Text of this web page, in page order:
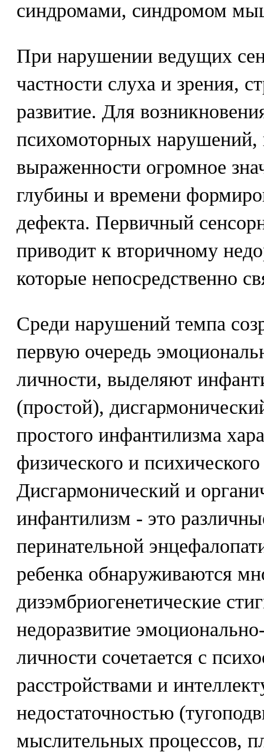
синдромами, синдромом
При нарушении ведущих
частности слуха и зрения,
развитие. Для
психомоторных нарушений,
выраженности огромное
глубины и времени
дефекта. Первичный
приводит к вторичному
которые непосредственно
Среди нарушений темпа
первую очередь
личности, выделяют
(простой),
простого инфантилизма
физического и
Дисгармонический и
инфантилизм - это
перинательной
ребенка обнаруживаются
дизэмбриогенетические
недоразвитие
личности сочетается с
расстройствами и
недостаточностью
мыслительных процессов,